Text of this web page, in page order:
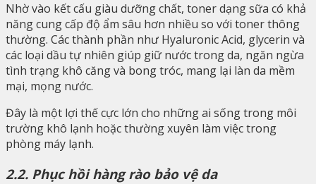
Nhờ vào kết cấu giàu dưỡng chất, toner dạng sữa có khả
năng cung cấp độ ẩm sâu hơn nhiều so với toner thông
thường. Các thành phần như Hyaluronic Acid, glycerin và
các loại dầu tự nhiên giúp giữ nước trong da, ngăn ngừa
tình trạng khô căng và bong tróc, mang lại làn da mềm
mại, mọng nước.
Đây là một lợi thế cực lớn cho những ai sống trong môi
trường khô lạnh hoặc thường xuyên làm việc trong
phòng máy lạnh.
2.2. Phục hồi hàng rào bảo vệ da